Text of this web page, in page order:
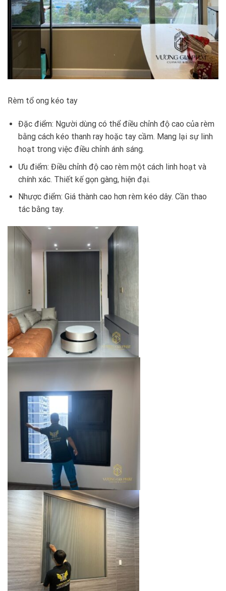
Rèm tổ ong kéo tay
Đặc điểm: Người dùng có thể điều chỉnh độ cao của rèm
bằng cách kéo thanh ray hoặc tay cầm. Mang lại sự linh
hoạt trong việc điều chỉnh ánh sáng.
Ưu điểm: Điều chỉnh độ cao rèm một cách linh hoạt và
chính xác. Thiết kế gọn gàng, hiện đại.
Nhược điểm: Giá thành cao hơn rèm kéo dây. Cần thao
tác bằng tay.